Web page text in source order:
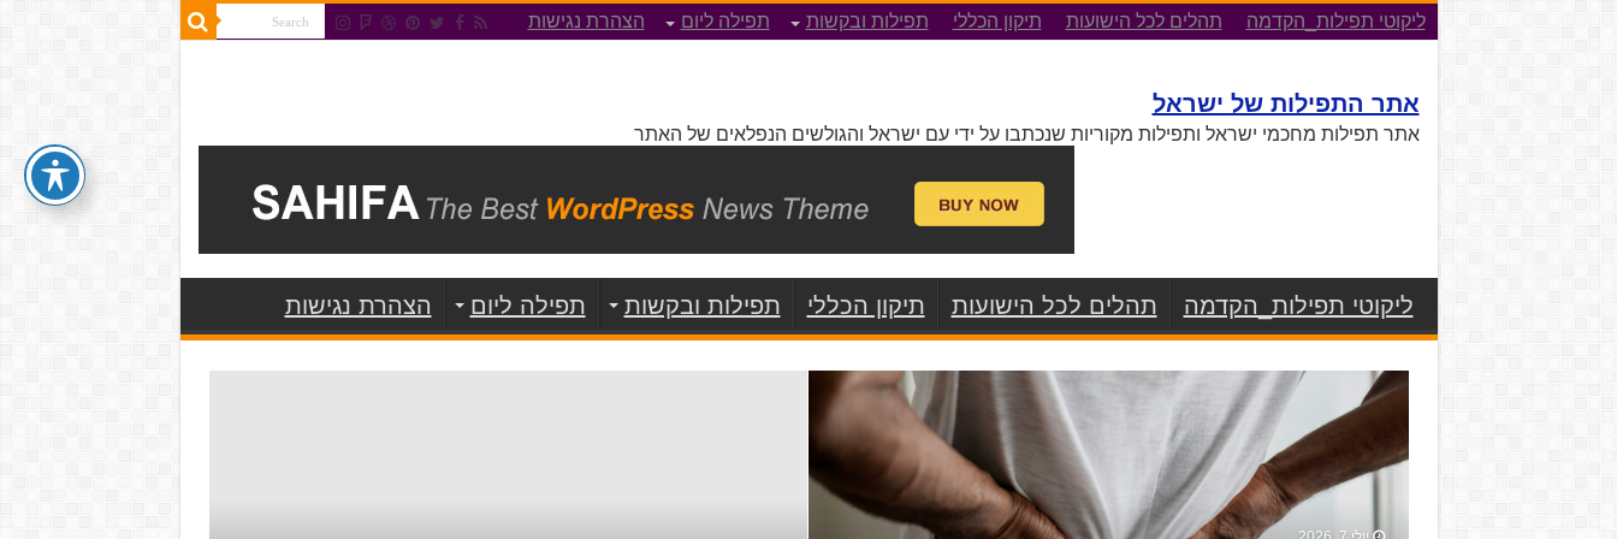
ליקוטי תפילות_הקדמה תהלים לכל הישועות תיקון הכללי תפילות ובקשות תפילה ליום הצהרת נגישות
אתר התפילות של ישראל
אתר תפילות מחכמי ישראל ותפילות מקוריות שנכתבו על ידי עם ישראל והגולשים הנפלאים של האתר
ליקוטי תפילות_הקדמה תהלים לכל הישועות תיקון הכללי תפילות ובקשות תפילה ליום הצהרת נגישות